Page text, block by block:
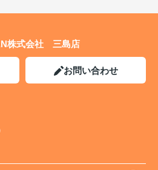
株式会社 三島店
お問い合わせ